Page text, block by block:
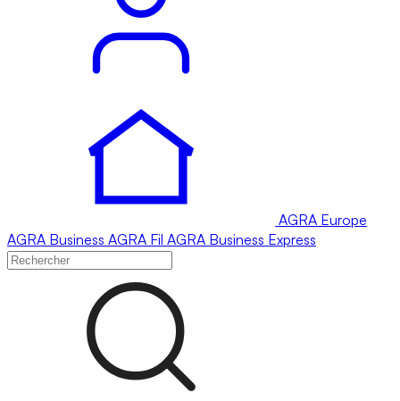
AGRA Europe
AGRA Business AGRA Fil AGRA Business Express